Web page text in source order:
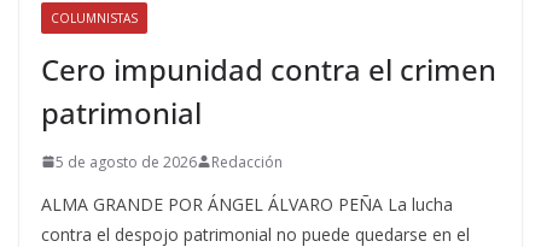
COLUMNISTAS
Cero impunidad contra el crimen
patrimonial
5 de agosto de 2026 Redacción
ALMA GRANDE POR ÁNGEL ÁLVARO PEÑA La lucha
contra el despojo patrimonial no puede quedarse en el